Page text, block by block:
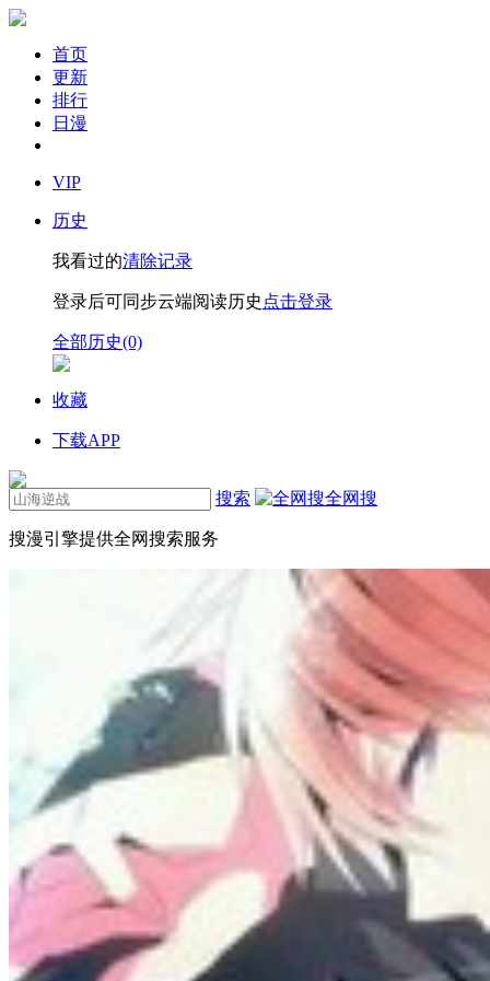
首页
更新
排行
日漫
VIP
历史
我看过的清除记录
登录后可同步云端阅读历史 点击登录
全部历史(0)
收藏
下载APP
搜索 全网搜
搜漫引擎提供全网搜索服务